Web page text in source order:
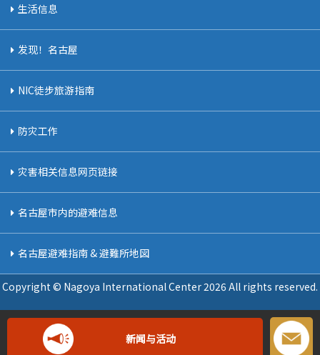
新闻与活动
生活信息
发现！名古屋
NIC徒步旅游指南
防灾工作
灾害相关信息网页链接
名古屋市内的避难信息
名古屋避难指南 & 避難所地図
Copyright © Nagoya International Center2026 All rights reserved.